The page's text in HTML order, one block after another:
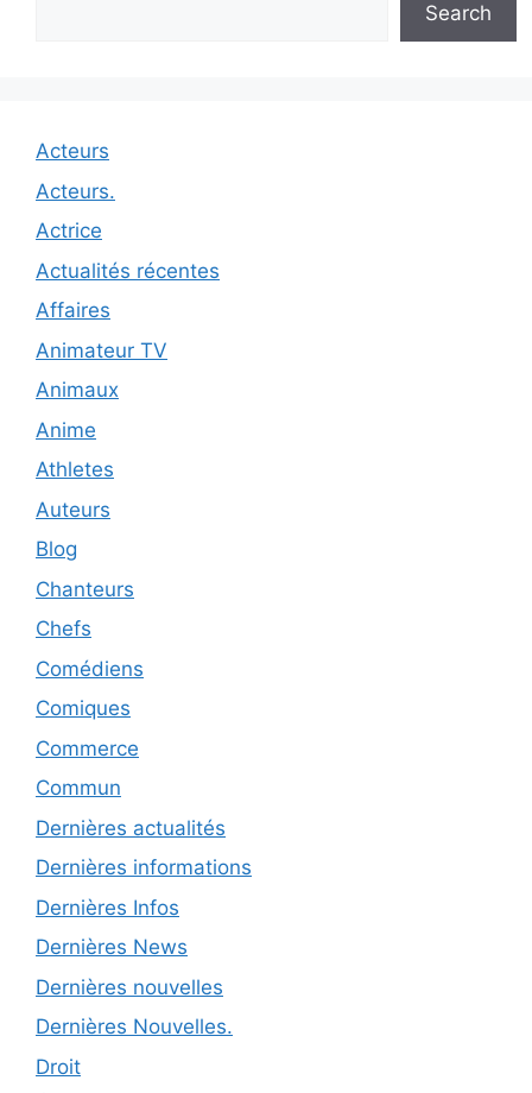
Search
Acteurs
Acteurs.
Actrice
Actualités récentes
Affaires
Animateur TV
Animaux
Anime
Athletes
Auteurs
Blog
Chanteurs
Chefs
Comédiens
Comiques
Commerce
Commun
Dernières actualités
Dernières informations
Dernières Infos
Dernières News
Dernières nouvelles
Dernières Nouvelles.
Droit